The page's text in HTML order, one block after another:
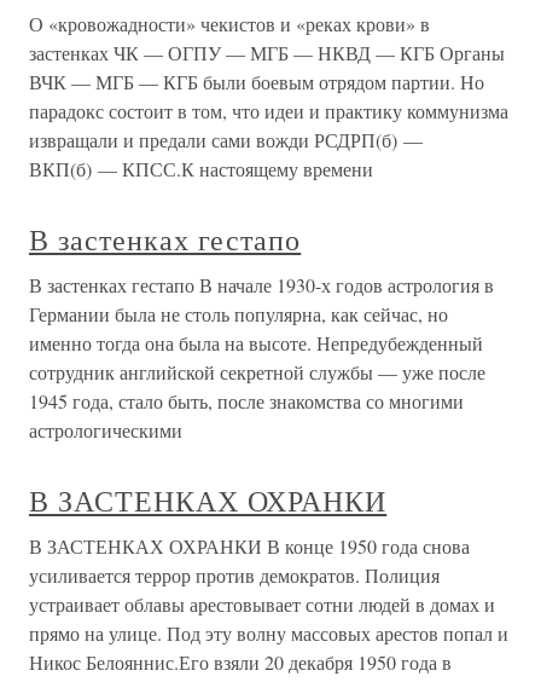
О «кровожадности» чекистов и «реках крови» в
застенках ЧК — ОГПУ — МГБ — НКВД — КГБ Органы
ВЧК — МГБ — КГБ были боевым отрядом партии. Но
парадокс состоит в том, что идеи и практику коммунизма
извращали и предали сами вожди РСДРП(б) —
ВКП(б) — КПСС.К настоящему времени
В застенках гестапо
В застенках гестапо В начале 1930-х годов астрология в
Германии была не столь популярна, как сейчас, но
именно тогда она была на высоте. Непредубежденный
сотрудник английской секретной службы — уже после
1945 года, стало быть, после знакомства со многими
астрологическими
В ЗАСТЕНКАХ ОХРАНКИ
В ЗАСТЕНКАХ ОХРАНКИ В конце 1950 года снова
усиливается террор против демократов. Полиция
устраивает облавы арестовывает сотни людей в домах и
прямо на улице. Под эту волну массовых арестов попал и
Никос Белояннис.Его взяли 20 декабря 1950 года в